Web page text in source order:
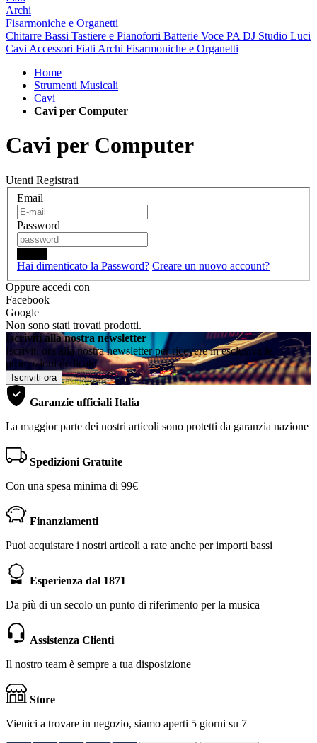
Archi
Fisarmoniche e Organetti
Chitarre Bassi Tastiere e Pianoforti Batterie Voce PA DJ Studio Luci
Cavi Accessori Fiati Archi Fisarmoniche e Organetti
Home
Strumenti Musicali
Cavi
Cavi per Computer
Cavi per Computer
Utenti Registrati
Email
Password
Hai dimenticato la Password? Creare un nuovo account?
Oppure accedi con
Facebook
Google
Non sono stati trovati prodotti.
Iscriviti alla nostra newsletter
Iscriviti ora alla nostra newsletter per ricevere in esclusiva le
promozioni dedicate
Iscriviti ora
Garanzie ufficiali Italia
La maggior parte dei nostri articoli sono protetti da garanzia nazione
Spedizioni Gratuite
Con una spesa minima di 99€
Finanziamenti
Puoi acquistare i nostri articoli a rate anche per importi bassi
Esperienza dal 1871
Da più di un secolo un punto di riferimento per la musica
Assistenza Clienti
Il nostro team è sempre a tua disposizione
Store
Vienici a trovare in negozio, siamo aperti 5 giorni su 7